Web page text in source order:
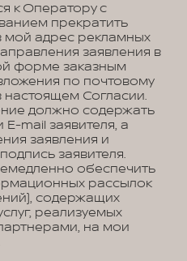
к Оператору с
прекратить
мой адрес рекламных
заявления в
форме заказным
по почтовому
настоящем Согласии.
должно содержать
mail заявителя, а
заявления и
заявителя.
обеспечить
рассылок
содержащих
реализуемых
на мои